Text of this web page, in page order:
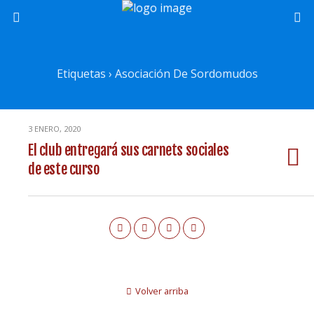
Etiquetas › Asociación De Sordomudos
3 ENERO, 2020
El club entregará sus carnets sociales
de este curso
Volver arriba